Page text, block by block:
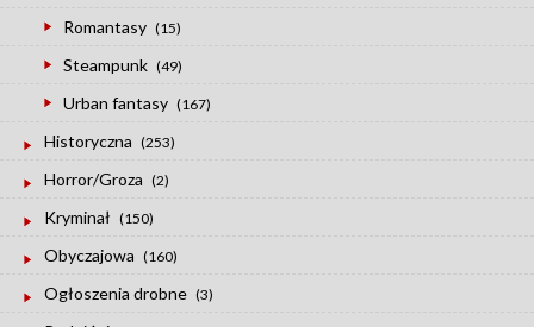
Romantasy (15)
Steampunk (49)
Urban fantasy (167)
Historyczna (253)
Horror/Groza (2)
Kryminał (150)
Obyczajowa (160)
Ogłoszenia drobne (3)